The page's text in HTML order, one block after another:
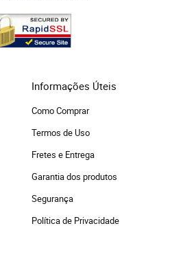
Informações Úteis
Como Comprar
Termos de Uso
Fretes e Entrega
Garantia dos produtos
Segurança
Política de Privacidade